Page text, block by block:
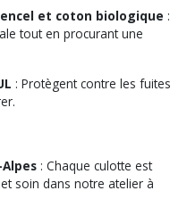
et coton biologique :
tout en procurant une
: Protègent contre les fuites
: Chaque culotte est
soin dans notre atelier à